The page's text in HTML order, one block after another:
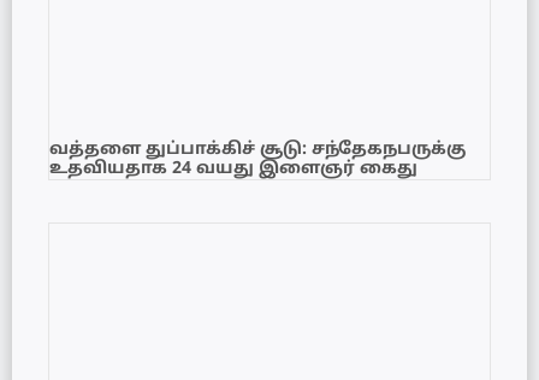
வத்தளை துப்பாக்கிச் சூடு: சந்தேகநபருக்கு
உதவியதாக 24 வயது இளைஞர் கைது